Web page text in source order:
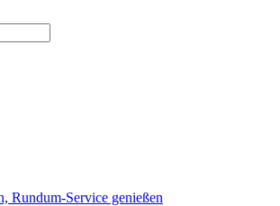
Rundum-Service genießen